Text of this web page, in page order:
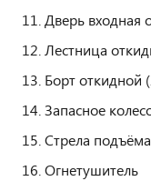
Дверь входная
Лестница
Борт откидной
Запасное
Стрела
Огнетушитель